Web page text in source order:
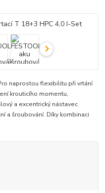
naprostou flexibilitu při vrtání
krouticího momentu,
a excentrický nástavec
a šroubování. Díky kombinaci